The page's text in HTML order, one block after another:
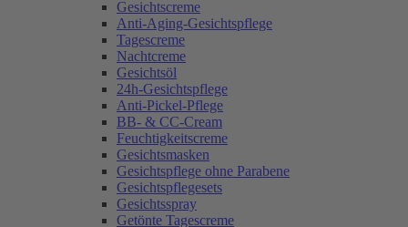
Gesichtscreme
Anti-Aging-Gesichtspflege
Tagescreme
Nachtcreme
Gesichtsöl
24h-Gesichtspflege
Anti-Pickel-Pflege
BB- & CC-Cream
Feuchtigkeitscreme
Gesichtsmasken
Gesichtspflege ohne Parabene
Gesichtspflegesets
Gesichtsspray
Getönte Tagescreme